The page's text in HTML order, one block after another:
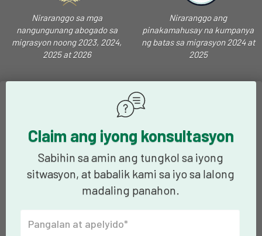
Niraranggo sa mga
nangungunang abogado sa
migrasyon noong 2023, 2024,
2025 at 2026
Niraranggo ang
pinakamahusay na kumpanya
ng batas sa migrasyon 2024 at
2025
Claim ang iyong konsultasyon
Sabihin sa amin ang tungkol sa iyong
sitwasyon, at babalik kami sa iyo sa lalong
madaling panahon.